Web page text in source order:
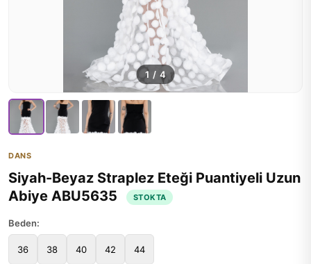
1 / 4
DANS
Siyah-Beyaz Straplez Eteği Puantiyeli Uzun
Abiye ABU5635
STOKTA
Beden:
36 38 40 42 44